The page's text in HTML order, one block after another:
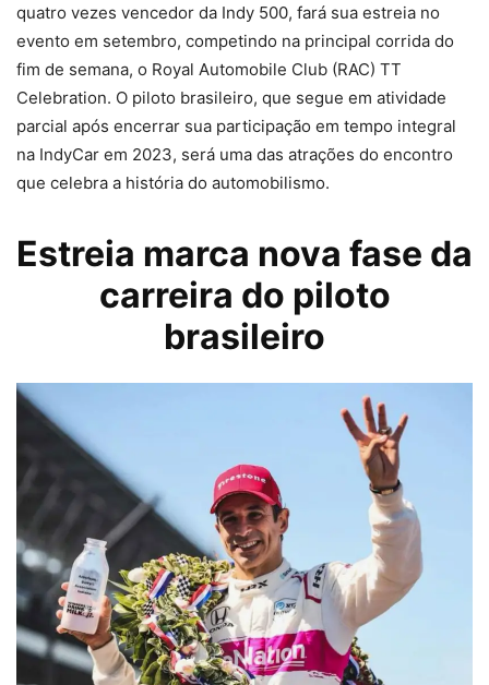
quatro vezes vencedor da Indy 500, fará sua estreia no
evento em setembro, competindo na principal corrida do
fim de semana, o Royal Automobile Club (RAC) TT
Celebration. O piloto brasileiro, que segue em atividade
parcial após encerrar sua participação em tempo integral
na IndyCar em 2023, será uma das atrações do encontro
que celebra a história do automobilismo.
Estreia marca nova fase da
carreira do piloto
brasileiro